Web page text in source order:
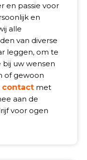
en passie voor
en
alle
van diverse
leggen, om te
uw wensen
of gewoon
contact met
aan de
voor ogen